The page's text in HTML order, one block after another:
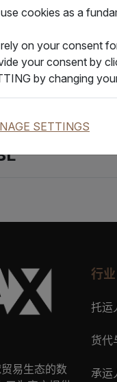
信息
易生态的数
行业
托运
货代
承运
cookies as a
on your consent
your consent by
by changing
SETTINGS